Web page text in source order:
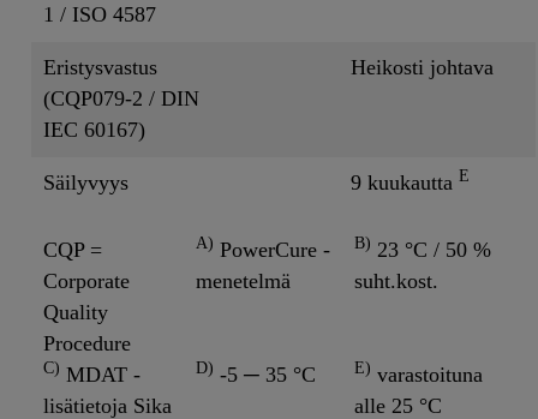
1 / ISO 4587
Eristysvastus
(CQP079-2 / DIN
IEC 60167)
Heikosti johtava
Säilyvyys 9 kuukautta E
CQP =
Corporate
Quality
Procedure
A) PowerCure -
menetelmä
B) 23 °C / 50 %
suht.kost.
C) MDAT -
lisätietoja Sika
D) -5 ─ 35 °C E) varastoituna
alle 25 °C